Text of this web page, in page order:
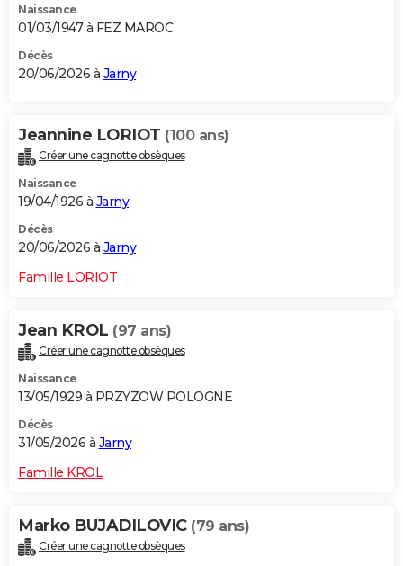
Naissance
01/03/1947 à FEZ MAROC
Décès
20/06/2026 à Jarny
Jeannine LORIOT (100 ans)
Créer une cagnotte obsèques
Naissance
19/04/1926 à Jarny
Décès
20/06/2026 à Jarny
Famille LORIOT
Jean KROL (97 ans)
Créer une cagnotte obsèques
Naissance
13/05/1929 à PRZYZOW POLOGNE
Décès
31/05/2026 à Jarny
Famille KROL
Marko BUJADILOVIC (79 ans)
Créer une cagnotte obsèques